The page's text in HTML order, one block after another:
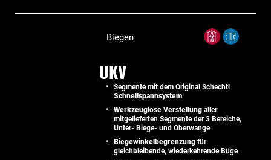
Biegen
UKV
Segmente mit dem Original Schechtl
Schnellspannsystem
Werkzeuglose Verstellung aller
mitgelieferten Segmente der 3 Bereiche,
Unter- Biege- und Oberwange
Biegewinkelbegrenzung für
gleichbleibende, wiederkehrende Büge